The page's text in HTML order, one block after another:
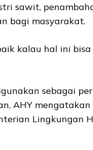
sawit,
bagi masyarakat.
kalau hal ini
sebagai
AHY
Lingkungan